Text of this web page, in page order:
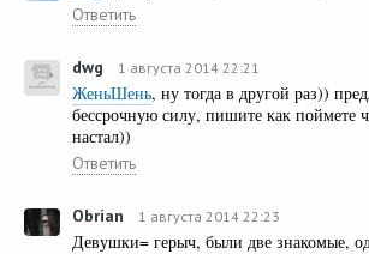
Ответить
dwg 1 августа 2014 22:21
ЖеньШень, ну тогда в другой раз))
бессрочную силу, пишите как поймете
настал))
Ответить
Obrian 1 августа 2014 22:23
Девушки= герыч, были две знакомые,